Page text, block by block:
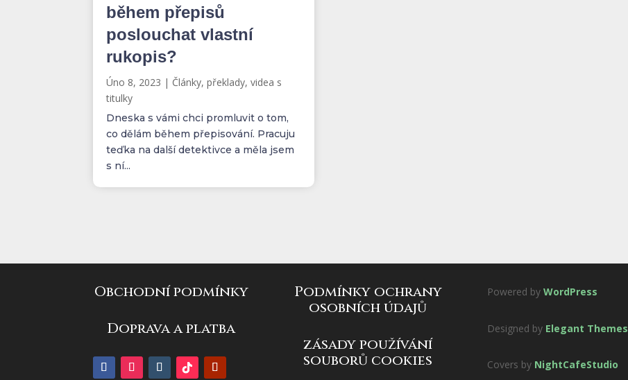
během přepisů
poslouchat vlastní
rukopis?
Úno 8, 2023 | Články, překlady, videa s
titulky
Dneska s vámi chci promluvit o tom,
co dělám během přepisování. Pracuju
teďka na další detektivce a měla jsem
s ní...
Obchodní podmínky
Doprava a platba
Podmínky ochrany
osobních údajů
zásady používání
souborů cookies
Powered by WordPress
Designed by Elegant Themes
Covers by NightCafeStudio